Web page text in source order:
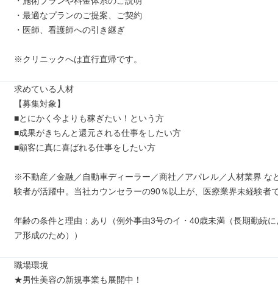
・最適なプランのご提案、ご契約
・医師、看護師への引き継ぎ
※クリニックへは直行直帰です。
求めている人材
【募集対象】
■とにかく今よりも稼ぎたい！という方
■成果がきちんと還元される仕事をしたい方
■顧客に真に喜ばれる仕事をしたい方
※不動産／金融／自動車ディーラー／商社／アパレル／人材業界 な
験者が活躍中。当社カウンセラーの90％以上が、医療業界未経験者で
年齢の条件と理由：あり（例外事由3号のイ・40歳未満（長期勤続に
ア形成のため））
職場環境
★男性美容の新規事業も展開中！